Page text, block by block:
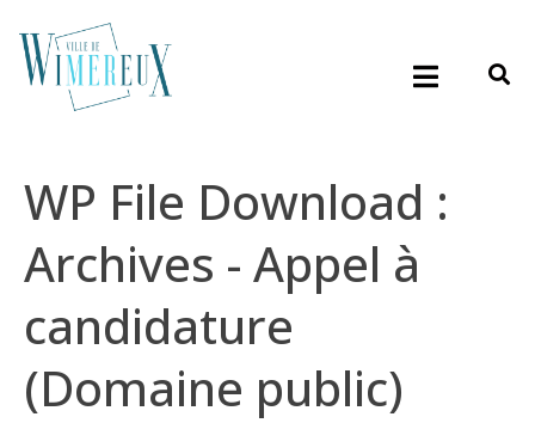
WP File Download :
Archives - Appel à
candidature
(Domaine public)